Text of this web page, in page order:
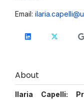
Email:
About
Ilaria Capelli: